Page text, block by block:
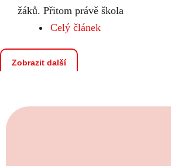
žáků. Přitom právě škola
Celý článek
Zobrazit další